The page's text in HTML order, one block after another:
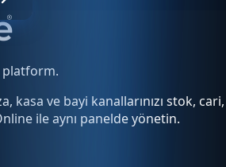
platform.
kasa ve bayi kanallarınızı stok, cari,
ile aynı panelde yönetin.